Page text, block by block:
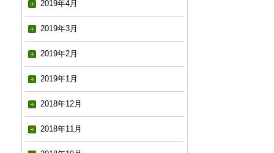
2019年4月
2019年3月
2019年2月
2019年1月
2018年12月
2018年11月